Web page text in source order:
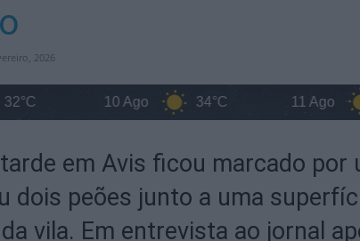
2026
10 Ago 34°C 11 Ago
em Avis ficou marcado por
dois peões junto a uma
vila. Em entrevista ao jornal